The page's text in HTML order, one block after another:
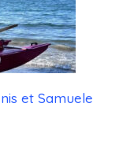
et Samuele